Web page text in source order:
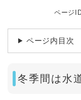
ページ
ページ内目次
冬季間は水